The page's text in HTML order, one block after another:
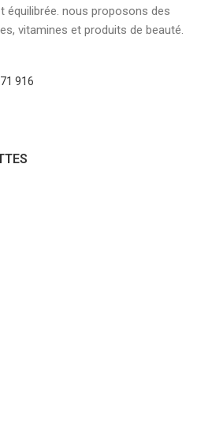
équilibrée. nous proposons des
vitamines et produits de beauté.
916